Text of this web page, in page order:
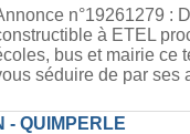
n°19261279 :
à ETEL
bus et mairie ce
séduire de par ses
- QUIMPERLE